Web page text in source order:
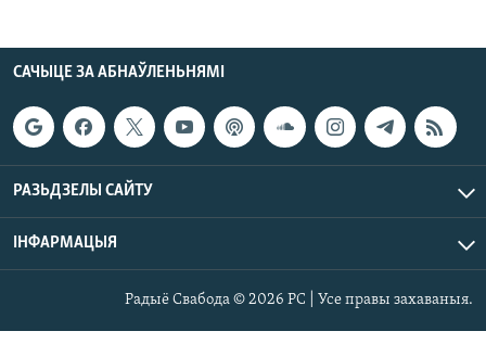
САЧЫЦЕ ЗА АБНАЎЛЕНЬНЯМІ
РАЗЬДЗЕЛЫ САЙТУ
ІНФАРМАЦЫЯ
Радыё Свабода © 2026 РС | Усе правы захаваныя.